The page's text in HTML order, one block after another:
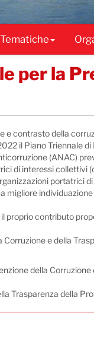
per la
contrasto della
il Piano Triennale
(ANAC)
di interessi collettivi
portatrici
contributo
e della
della
Trasparenza della